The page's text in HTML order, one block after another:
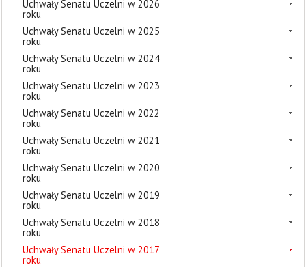
Uchwały Senatu Uczelni w 2026
roku
Uchwały Senatu Uczelni w 2025
roku
Uchwały Senatu Uczelni w 2024
roku
Uchwały Senatu Uczelni w 2023
roku
Uchwały Senatu Uczelni w 2022
roku
Uchwały Senatu Uczelni w 2021
roku
Uchwały Senatu Uczelni w 2020
roku
Uchwały Senatu Uczelni w 2019
roku
Uchwały Senatu Uczelni w 2018
roku
Uchwały Senatu Uczelni w 2017
roku